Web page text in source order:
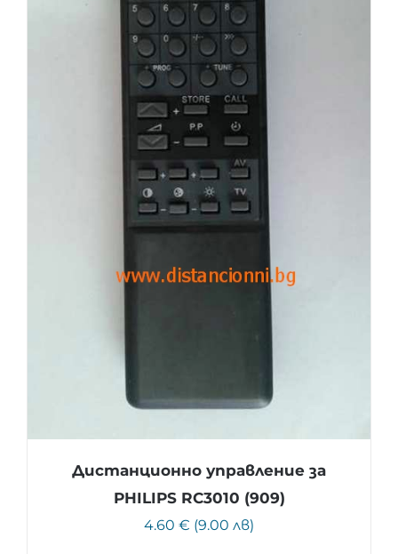
Дистанционно управление за
PHILIPS RC3010 (909)
4.60 € (9.00 лв)